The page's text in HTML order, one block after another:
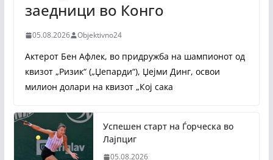
заедници во Конго
05.08.2026 Objektivno24
Актерот Бен Афлек, во придружба на шампионот од
квизот „Ризик“ („Џепарди“), Џејми Динг, освои
милион долари на квизот „Кој сака
Успешен старт на Ѓорческа во
Лајпциг
05.08.2026